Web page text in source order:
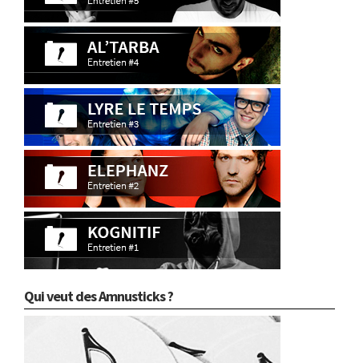
Qui veut des Amnusticks ?